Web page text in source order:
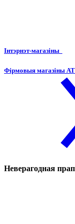
Інтэрнэт-магазіны
Фірмовыя магазіны
Неверагодная